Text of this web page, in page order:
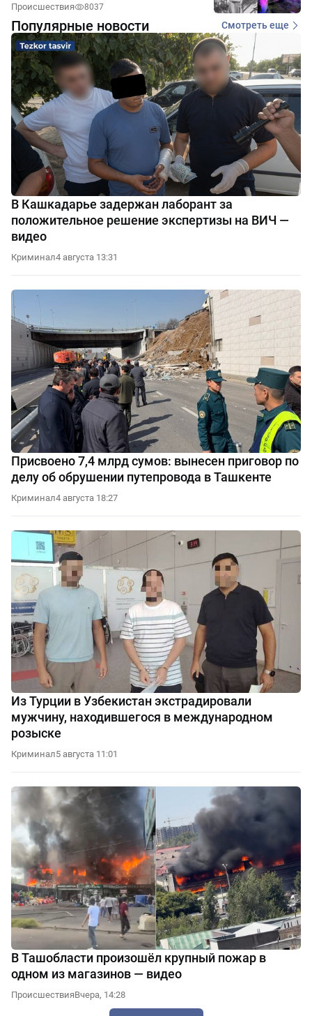
Происшествия 8037
Популярные новости Смотреть еще
В Кашкадарье задержан лаборант за
положительное решение экспертизы на ВИЧ —
видео
Криминал4 августа 13:31
Присвоено 7,4 млрд сумов: вынесен приговор по
делу об обрушении путепровода в Ташкенте
Криминал4 августа 18:27
Из Турции в Узбекистан экстрадировали
мужчину, находившегося в международном
розыске
Криминал5 августа 11:01
В Ташобласти произошёл крупный пожар в
одном из магазинов — видео
ПроисшествияВчера, 14:28